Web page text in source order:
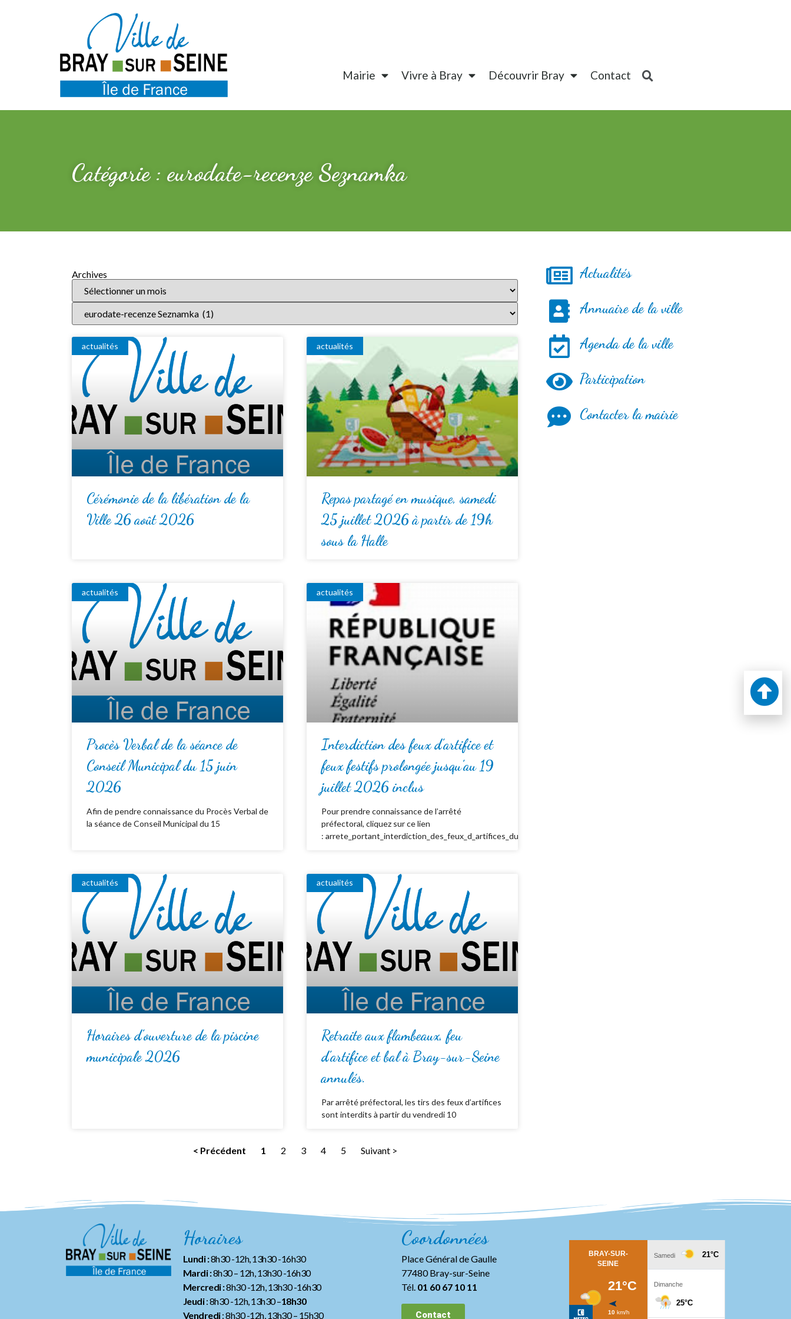
Mairie Vivre à Bray Découvrir Bray Contact
Catégorie : eurodate-recenze Seznamka
Archives
actualités
Cérémonie de la libération de la
Ville 26 août 2026
actualités
Repas partagé en musique, samedi
25 juillet 2026 à partir de 19h
sous la Halle
actualités
Procès Verbal de la séance de
Conseil Municipal du 15 juin
2026
Afin de pendre connaissance du Procès Verbal de
la séance de Conseil Municipal du 15
actualités
Interdiction des feux d’artifice et
feux festifs prolongée jusqu’au 19
juillet 2026 inclus
Pour prendre connaissance de l’arrêté
préfectoral, cliquez sur ce lien
: arrete_portant_interdiction_des_feux_d_artifices_du_15_au_19_juillet_2026
actualités
Horaires d’ouverture de la piscine
municipale 2026
actualités
Retraite aux flambeaux, feu
d’artifice et bal à Bray-sur-Seine
annulés.
Par arrêté préfectoral, les tirs des feux d’artifices
sont interdits à partir du vendredi 10
< Précédent 1 2 3 4 5 Suivant >
Actualités
Annuaire de la ville
Agenda de la ville
Participation
Contacter la mairie
Horaires
Lundi :8h30 -12h, 13h30 -16h30
Mardi :8h30 – 12h, 13h30 -16h30
Mercredi :8h30 -12h, 13h30 -16h30
Jeudi: 8h30 -12h, 13h30 –18h30
Vendredi: 8h30 -12h, 13h30– 15h30
Coordonnées
Place Général de Gaulle
77480 Bray-sur-Seine
Tél. 01 60 67 10 11
Contact